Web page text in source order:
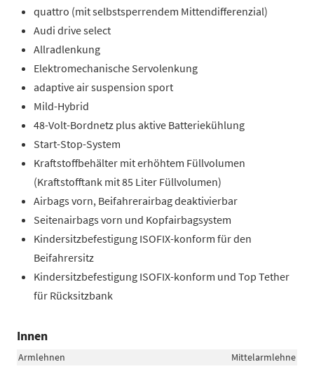
quattro (mit selbstsperrendem Mittendifferenzial)
Audi drive select
Allradlenkung
Elektromechanische Servolenkung
adaptive air suspension sport
Mild-Hybrid
48-Volt-Bordnetz plus aktive Batteriekühlung
Start-Stop-System
Kraftstoffbehälter mit erhöhtem Füllvolumen
(Kraftstofftank mit 85 Liter Füllvolumen)
Airbags vorn, Beifahrerairbag deaktivierbar
Seitenairbags vorn und Kopfairbagsystem
Kindersitzbefestigung ISOFIX-konform für den
Beifahrersitz
Kindersitzbefestigung ISOFIX-konform und Top Tether
für Rücksitzbank
Innen
Armlehnen
Mittelarmlehne